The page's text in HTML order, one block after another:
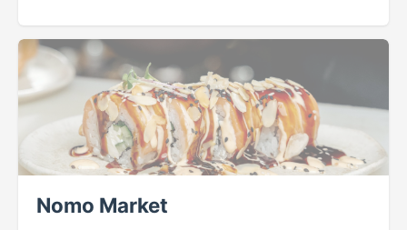
Nomo Market